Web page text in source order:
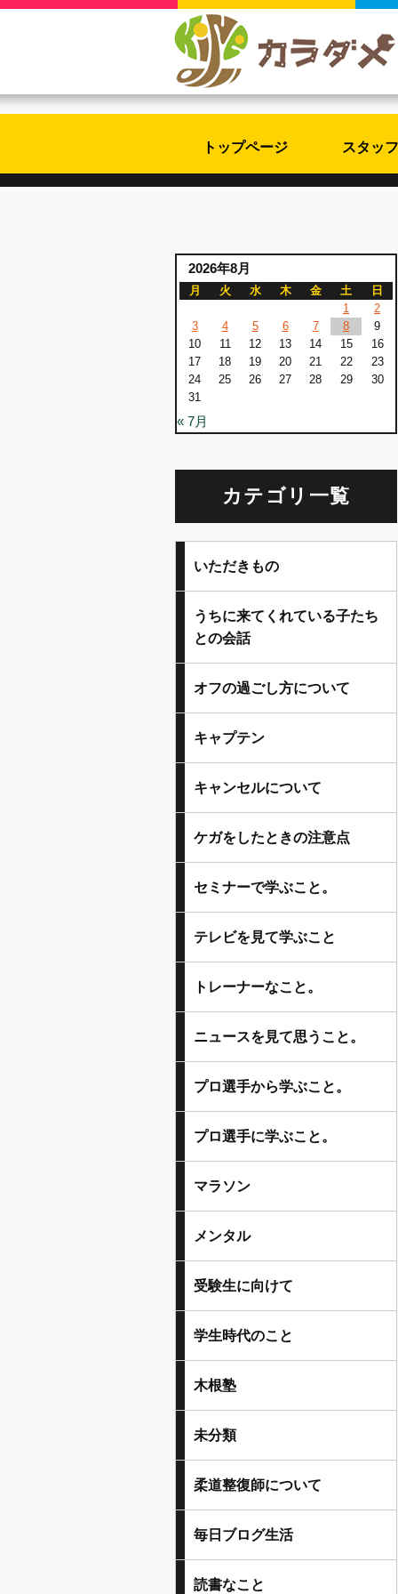
トップページ スタッ
2026年8月
月 火 水 木 金 土
日
1
2
3
4 5 6 7 8
9
10
11 12 13 14 15
16
17
18 19 20 21 22
23
24
25 26 27 28 29
30
31
« 7月
カテゴリ一覧
いただきもの
うちに来てくれている子たち
との会話
オフの過ごし方について
キャプテン
キャンセルについて
ケガをしたときの注意点
セミナーで学ぶこと。
テレビを見て学ぶこと
トレーナーなこと。
ニュースを見て思うこと。
プロ選手から学ぶこと。
プロ選手に学ぶこと。
マラソン
メンタル
受験生に向けて
学生時代のこと
木根塾
未分類
柔道整復師について
毎日ブログ生活
読書なこと